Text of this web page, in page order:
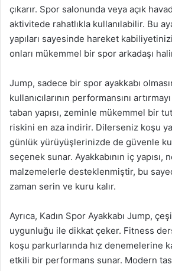
çıkarır. Spor salonunda veya açık
aktivitede rahatlıkla kullanılabilir. Bu
yapıları sayesinde hareket
onları mükemmel bir spor arkadaşı
Jump, sadece bir spor ayakkabı
kullanıcılarının performansını
taban yapısı, zeminle mükemmel bir
riskini en aza indirir. Dilerseniz koşu
günlük yürüyüşlerinizde de güvenle
seçenek sunar. Ayakkabının iç yapısı,
malzemelerle desteklenmiştir, bu
zaman serin ve kuru kalır.
Ayrıca, Kadın Spor Ayakkabı Jump,
uygunluğu ile dikkat çeker. Fitness
koşu parkurlarında hız denemelerine
etkili bir performans sunar. Modern